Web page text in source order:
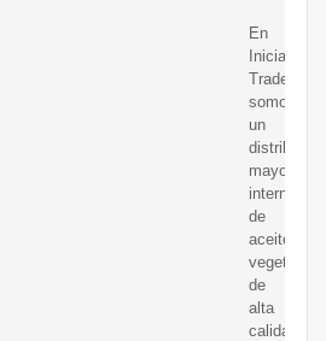
En
Inicia
Trade,
somos
un
distribuidor
mayorista
de
aceites
vegetales
de
alta
calidad,